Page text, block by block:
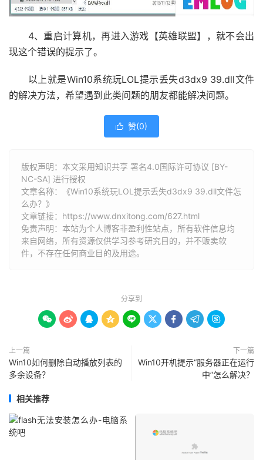
4、重启计算机，再进入游戏【英雄联盟】，就不会出
现这个错误的提示了。
以上就是Win10系统玩LOL提示丢失d3dx9 39.dll文件
的解决方法，希望遇到此类问题的朋友都能解决问题。
 赞(0)
版权声明：本文采用知识共享 署名4.0国际许可协议 [BY-
NC-SA] 进行授权
文章名称：《Win10系统玩LOL提示丢失d3dx9 39.dll文件怎
么办？》
文章链接： https://www.dnxitong.com/627.html
免责声明：本站为个人博客非盈利性站点，所有软件信息均
来自网络，所有资源仅供学习参考研究目的，并不贩卖软
件，不存在任何商业目的及用途。
分享到
        
上一篇
Win10如何删除自动播放列表的
多余设备？
下一篇
Win10开机提示“服务器正在运行
中”怎么解决？
相关推荐